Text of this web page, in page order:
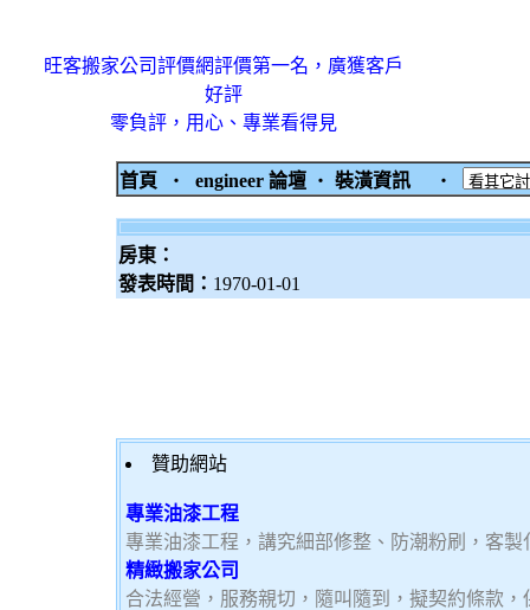
旺客搬家公司評價網評價第一名，廣獲客戶
好評
零負評，用心、專業看得見
首頁 ‧ engineer 論壇 ‧ 裝潢資訊 ‧
房東：
發表時間： 1970-01-01
贊助網站
專業油漆工程
專業油漆工程，講究細部修整、防潮粉刷，客
精緻搬家公司
合法經營，服務親切，隨叫隨到，擬契約條款，